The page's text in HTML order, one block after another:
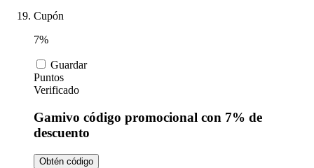
Cupón
7%
Guardar
Puntos
Verificado
Gamivo código promocional con 7% de
descuento
Obtén código